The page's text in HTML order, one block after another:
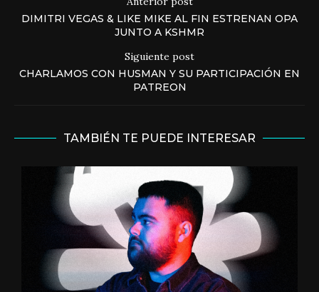
DIMITRI VEGAS & LIKE MIKE AL FIN ESTRENAN OPA
JUNTO A KSHMR
Siguiente post
CHARLAMOS CON HUSMAN Y SU PARTICIPACIÓN EN
PATREON
TAMBIÉN TE PUEDE INTERESAR